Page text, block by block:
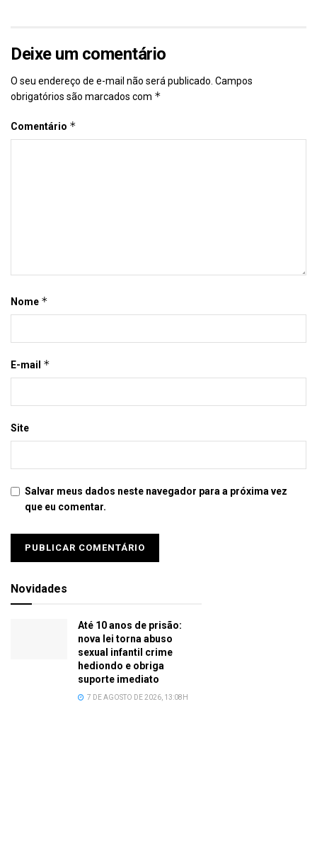
Deixe um comentário
O seu endereço de e-mail não será publicado. Campos
obrigatórios são marcados com *
Comentário *
Nome *
E-mail *
Site
Salvar meus dados neste navegador para a próxima vez
que eu comentar.
Novidades
Até 10 anos de prisão:
nova lei torna abuso
sexual infantil crime
hediondo e obriga
suporte imediato
7 DE AGOSTO DE 2026, 13:08H